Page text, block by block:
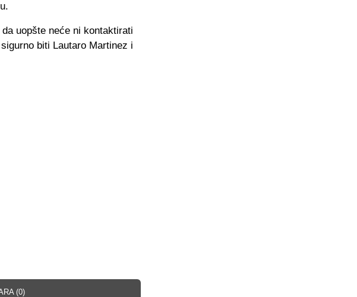
uopšte neće ni kontaktirati
biti Lautaro Martinez i
(0)